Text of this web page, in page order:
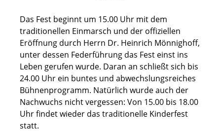
Das Fest beginnt um 15.00 Uhr mit dem
traditionellen Einmarsch und der offiziellen
Eröffnung durch Herrn Dr. Heinrich Mönnighoff,
unter dessen Federführung das Fest einst ins
Leben gerufen wurde. Daran an schließt sich bis
24.00 Uhr ein buntes und abwechslungsreiches
Bühnenprogramm. Natürlich wurde auch der
Nachwuchs nicht vergessen: Von 15.00 bis 18.00
Uhr findet wieder das traditionelle Kinderfest
statt.